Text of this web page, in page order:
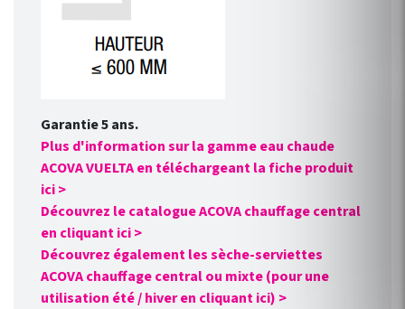
Garantie 5 ans.
Plus d'information sur la gamme eau chaude
ACOVA VUELTA en téléchargeant la fiche produit
ici >
Découvrez le catalogue ACOVA chauffage central
en cliquant ici >
Découvrez également les sèche-serviettes
ACOVA chauffage central ou mixte (pour une
utilisation été / hiver en cliquant ici) >